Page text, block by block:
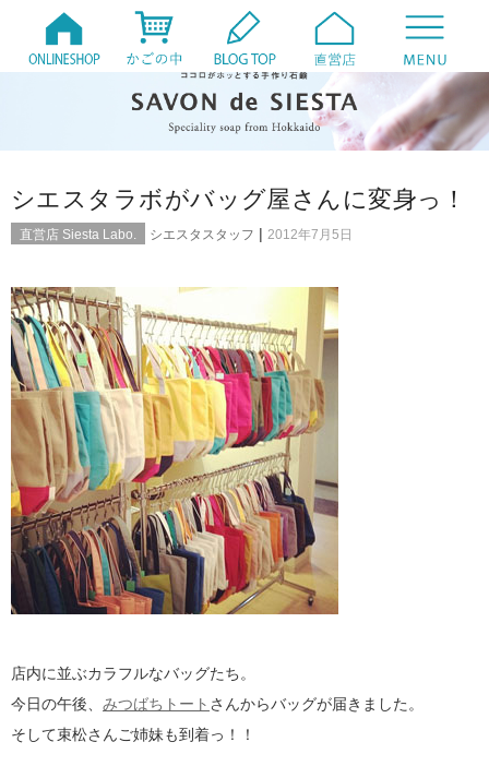
シエスタラボがバッグ屋さんに変身っ！
直営店 Siesta Labo. シエスタスタッフ | 2012年7月5日
店内に並ぶカラフルなバッグたち。
今日の午後、 みつばちトート さんからバッグが届きました。
そして束松さんご姉妹も到着っ！！